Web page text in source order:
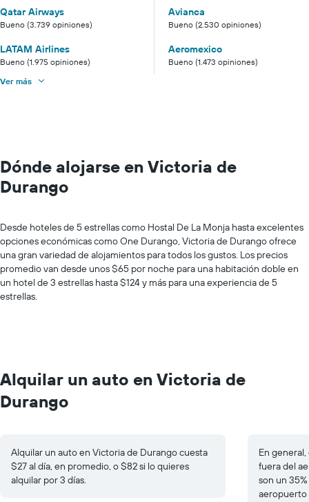
Qatar Airways
Bueno (3.739 opiniones)
Avianca
Bueno (2.530 opiniones)
LATAM Airlines
Bueno (1.975 opiniones)
Aeromexico
Bueno (1.473 opiniones)
Ver más
Dónde alojarse en Victoria de
Durango
Desde hoteles de 5 estrellas como Hostal De La Monja hasta excelentes
opciones económicas como One Durango, Victoria de Durango ofrece
una gran variedad de alojamientos para todos los gustos. Los precios
promedio van desde unos $65 por noche para una habitación doble en
un hotel de 3 estrellas hasta $124 y más para una experiencia de 5
estrellas.
Alquilar un auto en Victoria de
Durango
Alquilar un auto en Victoria de Durango cuesta
$27 al día, en promedio, o $82 si lo quieres
alquilar por 3 días.
En
fuera del
son un
aeropuerto